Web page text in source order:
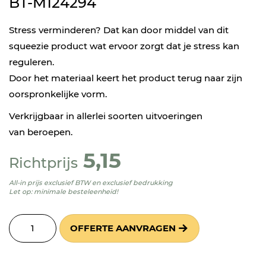
Stress verminderen? Dat kan door middel van dit
squeezie product wat ervoor zorgt dat je stress kan
reguleren.
Door het materiaal keert het product terug naar zijn
oorspronkelijke vorm.
Verkrijgbaar in allerlei soorten uitvoeringen
van beroepen.
Richtprijs 5,15
All-in prijs exclusief BTW en exclusief bedrukking
Let op: minimale besteleenheid!
OFFERTE AANVRAGEN